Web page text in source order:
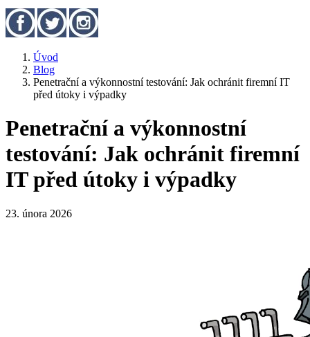
Úvod
Blog
Penetrační a výkonnostní testování: Jak ochránit firemní IT
před útoky i výpadky
Penetrační a výkonnostní
testování: Jak ochránit firemní
IT před útoky i výpadky
23. února 2026